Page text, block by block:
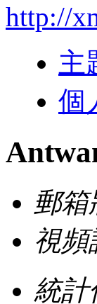
http://
主
個
郵箱
視頻
統計